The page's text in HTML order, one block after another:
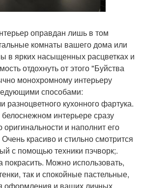
оправдан лишь в том
комнаты вашего дома или
в ярких насыщенных расцветках и
отдохнуть от этого "Буйства
монохромному интерьеру
способами:
разноцветного кухонного фартука.
интерьере сразу
и наполнит его
красиво и стильно смотрится
с помощью техники пэчворк;.
покрасить. Можно использовать,
так и спокойные пастельные,
оформления и ваших личных